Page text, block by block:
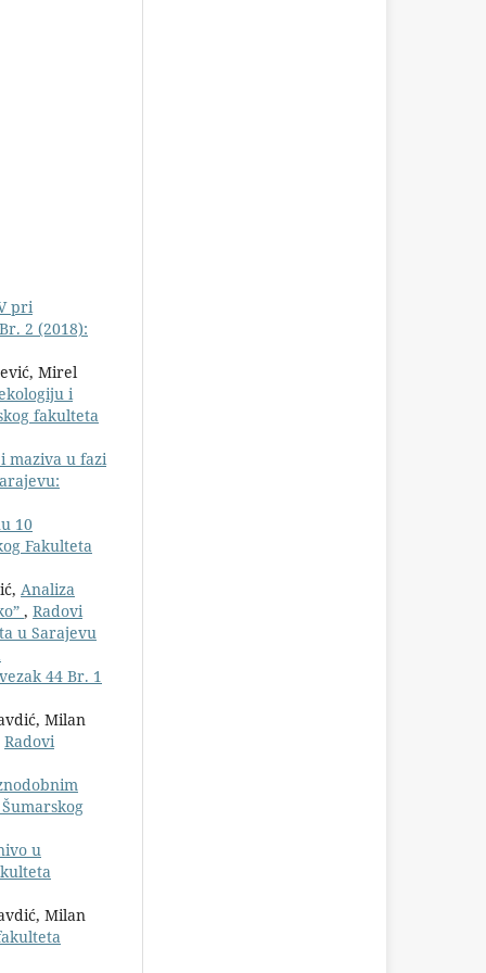
pri
2 (2018):
Mirel
i
fakulteta
maziva u fazi
10
Fakulteta
Analiza
, Radovi
u Sarajevu
44 Br. 1
Milan
Radovi
u
Milan